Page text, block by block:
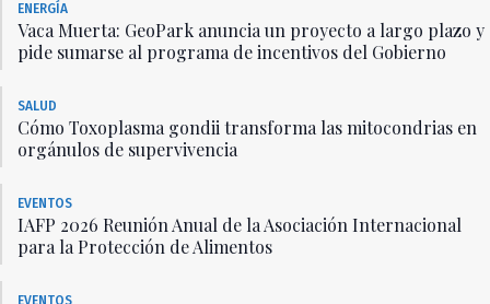
ENERGÍA
Vaca Muerta: GeoPark anuncia un proyecto a largo plazo y
pide sumarse al programa de incentivos del Gobierno
SALUD
Cómo Toxoplasma gondii transforma las mitocondrias en
orgánulos de supervivencia
EVENTOS
IAFP 2026 Reunión Anual de la Asociación Internacional
para la Protección de Alimentos
EVENTOS